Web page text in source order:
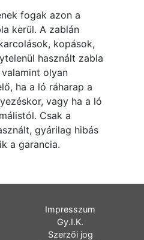
fogak azon a
kerül. A zablán
kopások,
használt zabla
olyan
ha a ló ráharap a
vagy ha a ló
Csak a
gyárilag hibás
a garancia.
Impresszum
Gy.I.K.
Szerzői jog